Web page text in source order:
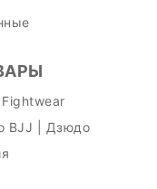
BJJ | Дзюдо